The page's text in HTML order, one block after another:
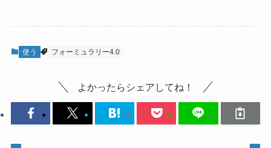
使う フォーミュラリー4.0
よかったらシェアしてね！